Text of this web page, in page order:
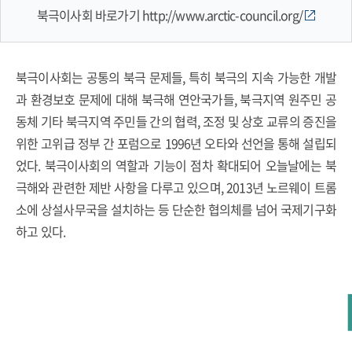
북극이사회 바로가기 http://www.arctic-council.org/
북극이사회는 공통의 북극 문제들, 특히 북극의 지속 가능한 개발
과 환경보호 문제에 대해 북극해 연안국가들, 북극지역 원주민 공
동체 기타 북극지역 주민들 간의 협력, 조정 및 상호 교류의 증진을
위한 고위급 정부 간 포럼으로 1996년 오타와 선언을 통해 설립되
었다. 북극이사회의 역할과 기능이 점차 확대되어 오늘날에는 북
극해와 관련한 제반 사항을 다루고 있으며, 2013년 노르웨이 트롬
소에 상설사무국을 설치하는 등 단순한 협의체를 넘어 국제기구화
하고 있다.